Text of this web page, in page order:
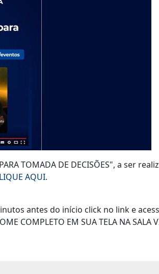
TOMADA DE DECISÕES", a ser
AQUI.
antes do início click no link e
COMPLETO EM SUA TELA NA SALA